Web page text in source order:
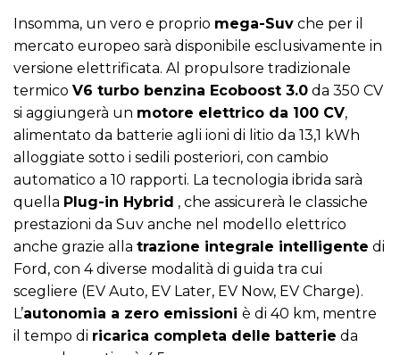
Insomma, un vero e proprio mega-Suv che per il
mercato europeo sarà disponibile esclusivamente in
versione elettrificata. Al propulsore tradizionale
termico V6 turbo benzina Ecoboost 3.0 da 350 CV
si aggiungerà un motore elettrico da 100 CV,
alimentato da batterie agli ioni di litio da 13,1 kWh
alloggiate sotto i sedili posteriori, con cambio
automatico a 10 rapporti. La tecnologia ibrida sarà
quella Plug-in Hybrid , che assicurerà le classiche
prestazioni da Suv anche nel modello elettrico
anche grazie alla trazione integrale intelligente di
Ford, con 4 diverse modalità di guida tra cui
scegliere (EV Auto, EV Later, EV Now, EV Charge).
L’autonomia a zero emissioni è di 40 km, mentre
il tempo di ricarica completa delle batterie da